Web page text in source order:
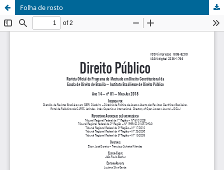
Folha de rosto